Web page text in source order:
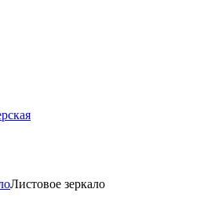
Листовое зеркало